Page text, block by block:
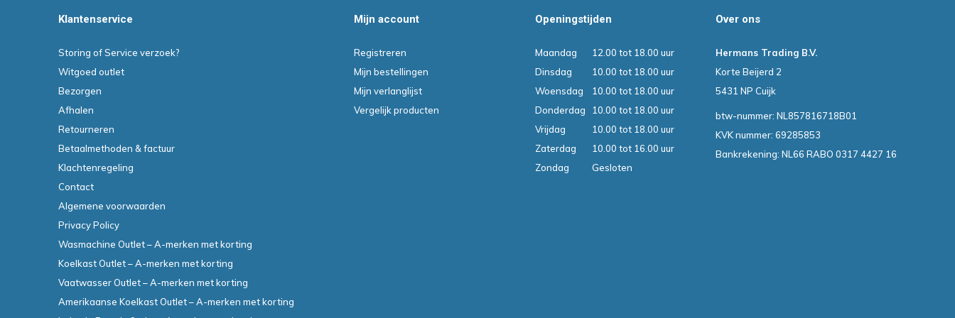
Klantenservice
Storing of Service verzoek?
Witgoed outlet
Bezorgen
Afhalen
Retourneren
Betaalmethoden & factuur
Klachtenregeling
Contact
Algemene voorwaarden
Privacy Policy
Wasmachine Outlet – A-merken met korting
Koelkast Outlet – A-merken met korting
Vaatwasser Outlet – A-merken met korting
Amerikaanse Koelkast Outlet – A-merken met korting
Mijn account
Registreren
Mijn bestellingen
Mijn verlanglijst
Vergelijk producten
Openingstijden
Maandag
12.00 tot 18.00 uur
Dinsdag
10.00 tot 18.00 uur
Woensdag
10.00 tot 18.00 uur
Donderdag
10.00 tot 18.00 uur
Vrijdag
10.00 tot 18.00 uur
Zaterdag
10.00 tot 16.00 uur
Zondag
Gesloten
Over ons
Hermans Trading B.V.
Korte Beijerd 2
5431 NP Cuijk
btw-nummer: NL857816718B01
KVK nummer: 69285853
Bankrekening: NL66 RABO 0317 4427 16